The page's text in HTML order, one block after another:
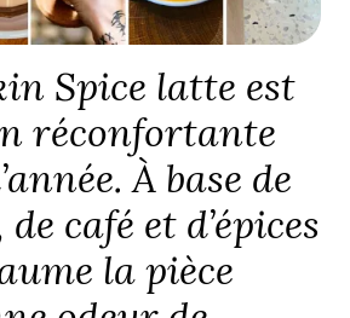
Spice latte est
réconfortante
À base de
café et d’épices
la pièce